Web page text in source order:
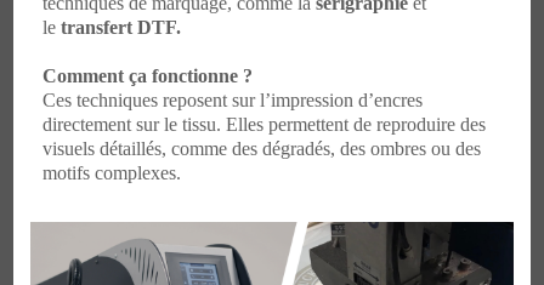
le transfert DTF.
Comment ça fonctionne ?
Ces techniques reposent sur l’impression d’encres
directement sur le tissu. Elles permettent de reproduire des
visuels détaillés, comme des dégradés, des ombres ou des
motifs complexes.